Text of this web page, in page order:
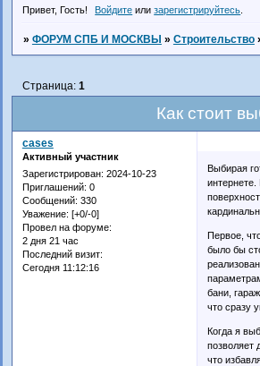
Привет, Гость! Войдите илизарегистрируйтесь
» ФОРУМ СПБ И МОСКВЫ » Строительство
Как стоит
Страница: 1
cases
Активный участник
Зарегистрирован: 2024-10-23
Приглашений: 0
Сообщений: 330
Уважение: [+0/-0]
Провел на форуме:
2 дня 21 час
Последний визит:
Сегодня 11:12:16
Выбирая
Первое,
было бы
бани,
что сразу
Когда я
позволяет
что